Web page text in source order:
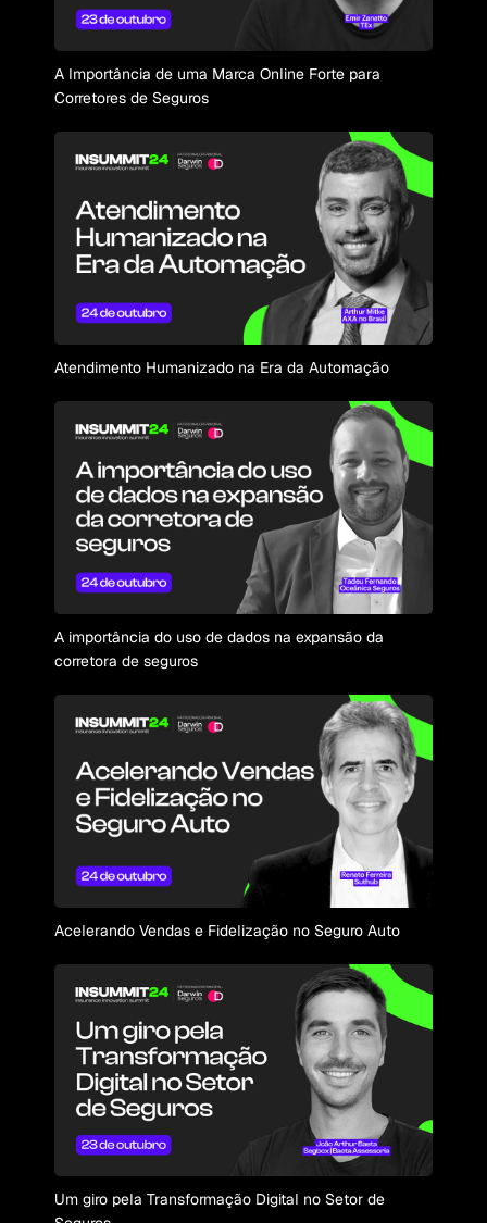
A Importância de uma Marca Online Forte para
Corretores de Seguros
Atendimento Humanizado na Era da Automação
A importância do uso de dados na expansão da
corretora de seguros
Acelerando Vendas e Fidelização no Seguro Auto
Um giro pela Transformação Digital no Setor de